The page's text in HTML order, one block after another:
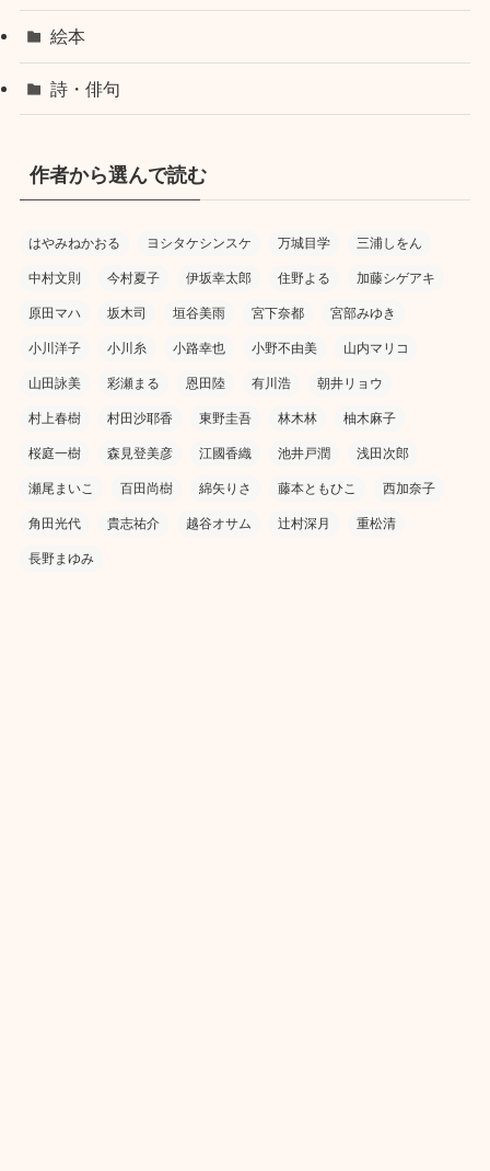
絵本
詩・俳句
作者から選んで読む
はやみねかおる ヨシタケシンスケ 万城目学 三浦しをん
中村文則 今村夏子 伊坂幸太郎 住野よる 加藤シゲアキ
原田マハ 坂木司 垣谷美雨 宮下奈都 宮部みゆき
小川洋子 小川糸 小路幸也 小野不由美 山内マリコ
山田詠美 彩瀬まる 恩田陸 有川浩 朝井リョウ
村上春樹 村田沙耶香 東野圭吾 林木林 柚木麻子
桜庭一樹 森見登美彦 江國香織 池井戸潤 浅田次郎
瀬尾まいこ 百田尚樹 綿矢りさ 藤本ともひこ 西加奈子
角田光代 貴志祐介 越谷オサム 辻村深月 重松清
長野まゆみ